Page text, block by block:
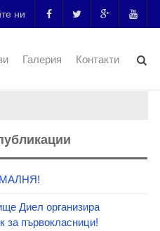
ни
Галерия Контакти
Диел организира
за първокласници!